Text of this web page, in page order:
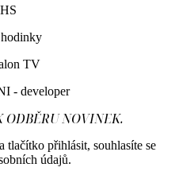
ODBĚRU NOVINEK.
přihlásit, souhlasíte se
údajů.